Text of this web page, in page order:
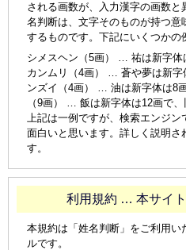
される画数が、入力漢字の画数
名判断は、文字そのものが持つ
するものです。下記にいくつかの
シメスヘン（5画） … 祐は新字体
カンムリ（4画） … 蒼や夢は新字
ンズイ（4画） … 油は新字体は8
（9画） … 飯は新字体は12画で
上記は一例ですが、検索エンジ
面白いと思います。詳しく説明さ
す。
利用規約 … 本サイ
本規約は「姓名判断」をご利用
ルです。